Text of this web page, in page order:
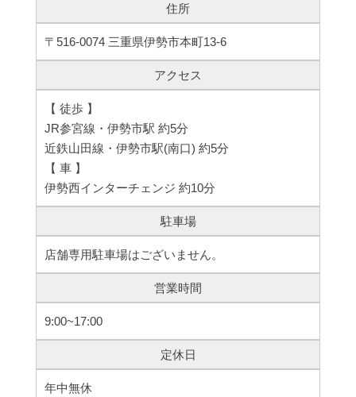
住所
〒516-0074 三重県伊勢市本町13-6
アクセス
【 徒歩 】
JR参宮線・伊勢市駅 約5分
近鉄山田線・伊勢市駅(南口) 約5分
【 車 】
伊勢西インターチェンジ 約10分
駐車場
店舗専用駐車場はございません。
営業時間
9:00~17:00
定休日
年中無休